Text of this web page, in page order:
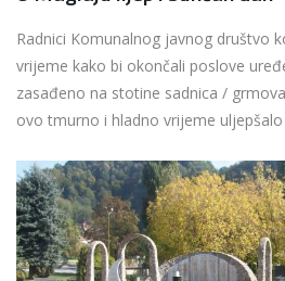
Radnici Komunalnog javnog društvo
vrijeme kako bi okončali poslove
zasađeno na stotine sadnica /
ovo tmurno i hladno vrijeme